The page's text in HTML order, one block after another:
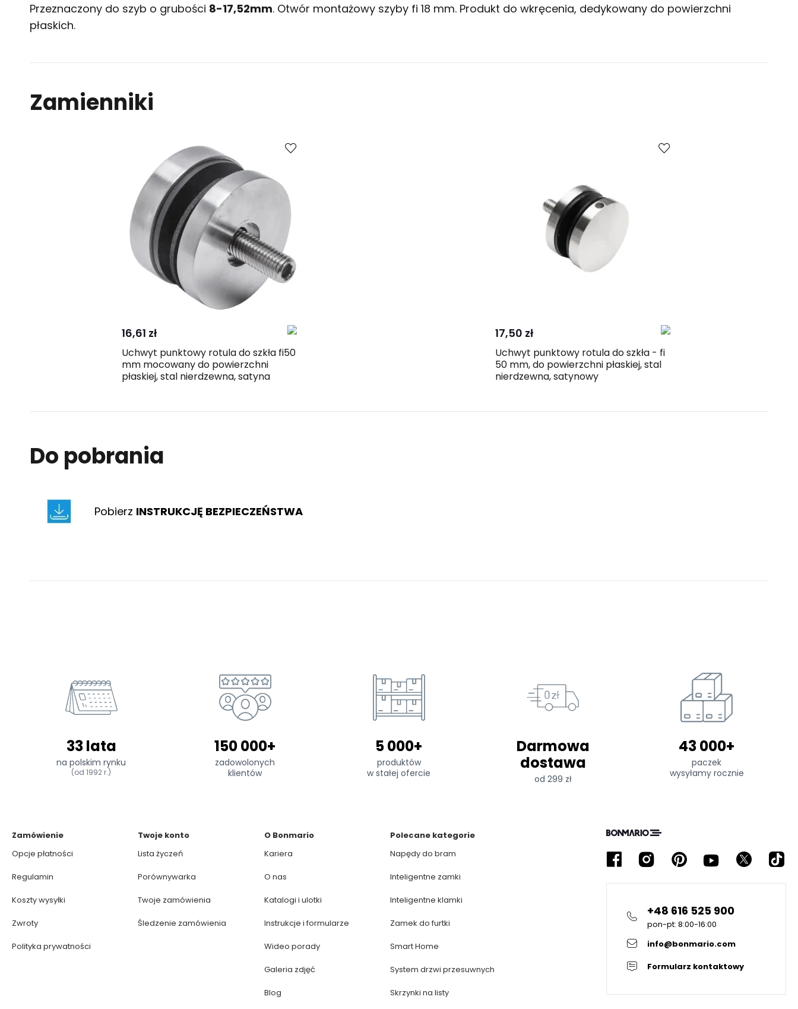
Przeznaczony do szyb o grubości 8-17,52mm. Otwór montażowy szyby fi 18 mm. Produkt do wkręcenia, dedykowany do powierzchni
płaskich.
Zamienniki
Porównaj
16,61 zł
Uchwyt punktowy rotula do szkła fi50
mm mocowany do powierzchni
płaskiej, stal nierdzewna, satyna
17,50 zł
Uchwyt punktowy rotula do szkła - fi
50 mm, do powierzchni płaskiej, stal
nierdzewna, satynowy
Do pobrania
Pobierz INSTRUKCJĘ BEZPIECZEŃSTWA
33 lata
na polskim rynku
(od 1992 r.)
150 000+
zadowolonych
klientów
5 000+
produktów
w stałej ofercie
Darmowa
dostawa
od 299 zł
43 000+
paczek
wysyłamy rocznie
+48 616 525 900
pon-pt: 8:00-16:00
info@bonmario.com
Formularz kontaktowy
Zamówienie
Opcje płatności
Regulamin
Koszty wysyłki
Zwroty
Polityka prywatności
Twoje konto
Lista życzeń
Porównywarka
Twoje zamówienia
Śledzenie zamówienia
O Bonmario
Kariera
O nas
Katalogi i ulotki
Instrukcje i formularze
Wideo porady
Galeria zdjęć
Blog
Polecane kategorie
Napędy do bram
Inteligentne zamki
Inteligentne klamki
Zamek do furtki
Smart Home
System drzwi przesuwnych
Skrzynki na listy